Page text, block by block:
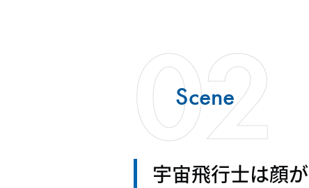
02
Scene
宇宙飛行士は顔